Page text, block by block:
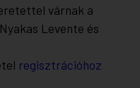
várnak a
Levente és
regisztrációhoz